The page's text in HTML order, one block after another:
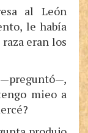
al León
le había
eran los
mieo a